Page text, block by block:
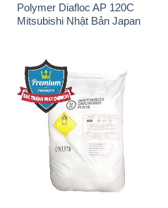
Polymer Diafloc AP 120C
Mitsubishi Nhật Bản Japan